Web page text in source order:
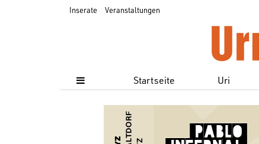
Inserate Veranstaltungen
Startseite Uri